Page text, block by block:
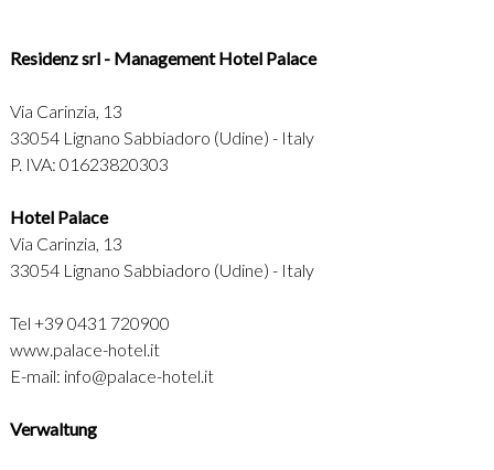
Residenz srl - Management Hotel Palace
Via Carinzia, 13
33054 Lignano Sabbiadoro (Udine) - Italy
P. IVA: 01623820303
Hotel Palace
Via Carinzia, 13
33054 Lignano Sabbiadoro (Udine) - Italy
Tel +39 0431 720900
www.palace-hotel.it
E-mail: info@palace-hotel.it
Verwaltung